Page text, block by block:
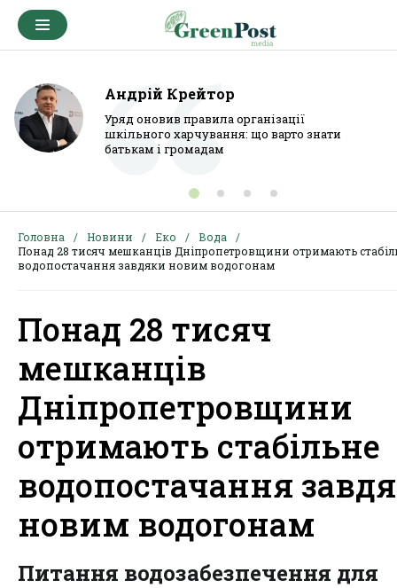
Андрій Крейтор
Уряд оновив правила організації
шкільного харчування: що варто знати
батькам і громадам
Головна Новини Еко
Вода
Понад 28 тисяч мешканців Дніпропетровщини отримають
водопостачання завдяки новим водогонам
Понад 28 тисяч
мешканців
Дніпропетровщини
отримають стабільне
водопостачання
новим водогонам
Питання водозабезпечення для